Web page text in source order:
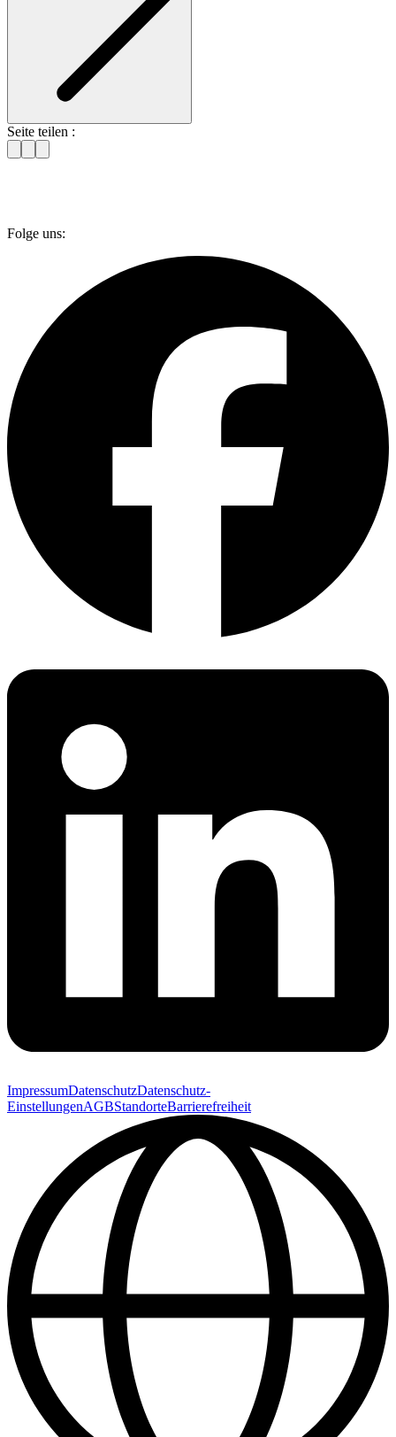
Seite teilen :
Folge uns:
ImpressumDatenschutzDatenschutz-
EinstellungenAGBStandorteBarrierefreiheit